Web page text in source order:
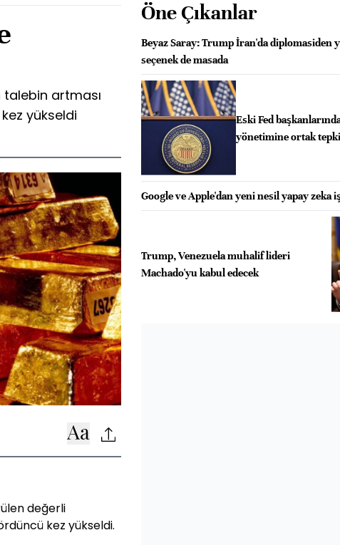
talebin artması
yükseldi
değerli
kez yükseldi.
Öne Çıkanlar
Beyaz Saray: Trump İran'da diplomasiden
seçenek de masada
Eski Fed
yönetimine ortak tepki
Google ve Apple'dan yeni nesil yapay zeka
Trump, Venezuela muhalif lideri
Machado'yu kabul edecek